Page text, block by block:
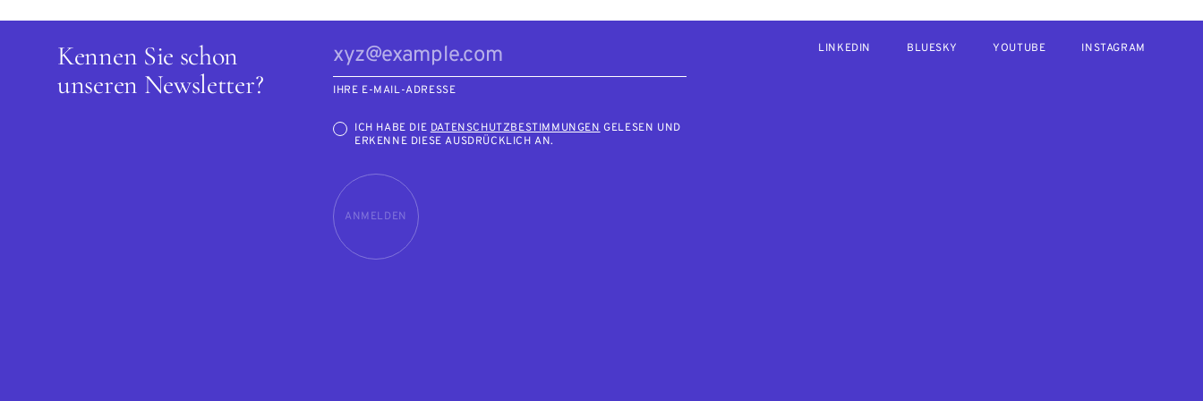
Kennen Sie schon
unseren Newsletter?
IHRE E-MAIL-ADRESSE
ICH HABE DIEDATENSCHUTZBESTIMMUNGENGELESEN UND
ERKENNE DIESE AUSDRÜCKLICH AN.
ANMELDEN
LINKEDIN BLUESKY YOUTUBE INSTAGRAM